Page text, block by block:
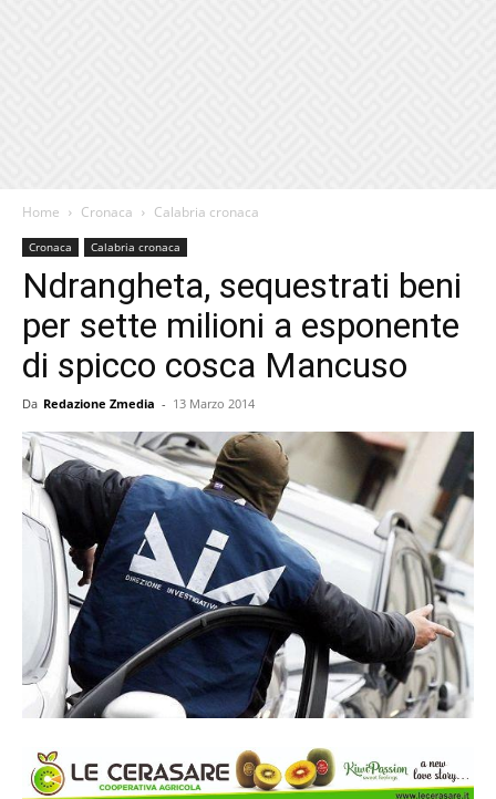
Home Cronaca Calabria cronaca
Cronaca Calabria cronaca
Ndrangheta, sequestrati beni
per sette milioni a esponente
di spicco cosca Mancuso
Da Redazione Zmedia - 13 Marzo 2014